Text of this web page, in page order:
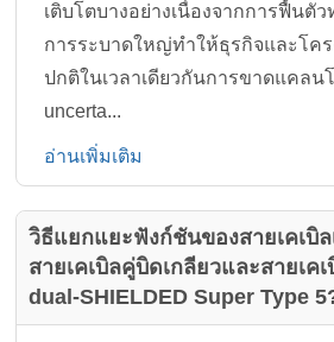
เติบโตบางอย่างเนื่องจากการฟื้นตัว
การระบาดใหญ่ทำให้ธุรกิจและโค
ปกติในเวลาเดียวกันการขาดแคลน
uncerta...
อ่านเพิ่มเติม
วิธีแยกแยะฟังก์ชันของสายเคเบิ
สายเคเบิลคู่บิดเกลียวและสายเค
dual-SHIELDED Super Type